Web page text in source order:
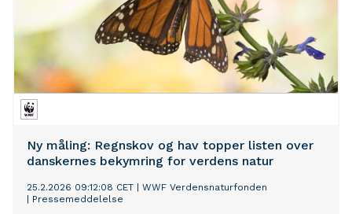
Ny måling: Regnskov og hav topper listen over
danskernes bekymring for verdens natur
25.2.2026 09:12:08 CET
WWF Verdensnaturfonden
Pressemeddelelse